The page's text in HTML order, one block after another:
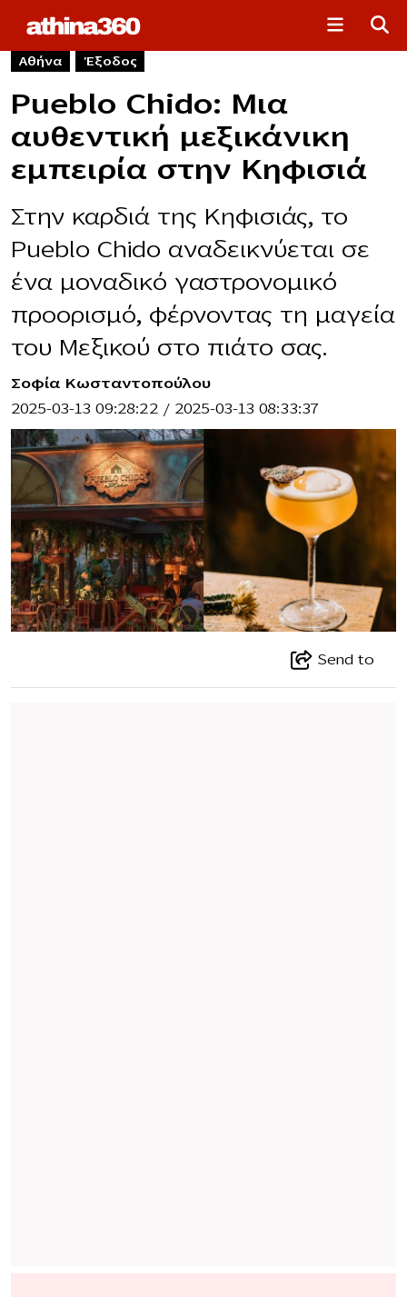
Αθήνα Έξοδος
Pueblo Chido: Μια
αυθεντική μεξικάνικη
εμπειρία στην Κηφισιά
Στην καρδιά της Κηφισιάς, το
Pueblo Chido αναδεικνύεται σε
ένα μοναδικό γαστρονομικό
προορισμό, φέρνοντας τη μαγεία
του Μεξικού στο πιάτο σας.
Σοφία Κωσταντοπούλου
2025-03-13 09:28:22 / 2025-03-13 08:33:37
Send to